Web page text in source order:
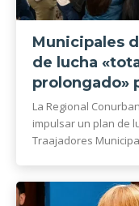
Municipales
de lucha
prolongado»
La Regional
impulsar un plan de
Traajadores